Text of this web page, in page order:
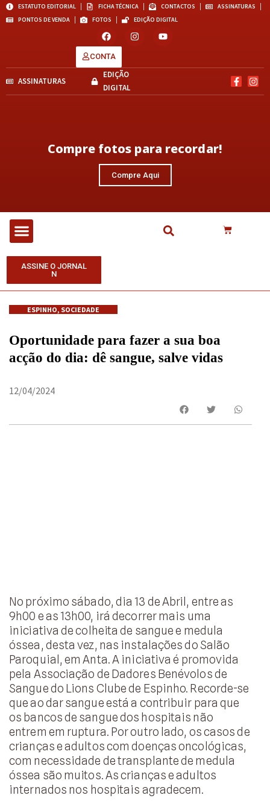
ESTATUTO EDITORIAL FICHA TÉCNICA CONTACTOS
ASSINATURAS
PONTOS DE VENDA
FOTOS EDIÇÃO DIGITAL
CONTA
ASSINATURAS
EDIÇÃO
DIGITAL
Compre fotos para recordar!
Compre Aqui
ASSINE O JORNAL
N
ESPINHO, SOCIEDADE
Oportunidade para fazer a sua boa
acção do dia: dê sangue, salve vidas
12/04/2024
No próximo sábado, dia 13 de Abril, entre as
9h00 e as 13h00, irá decorrer mais uma
iniciativa de colheita de sangue e medula
óssea, desta vez, nas instalações do Salão
Paroquial, em Anta. A iniciativa é promovida
pela Associação de Dadores Benévolos de
Sangue do Lions Clube de Espinho. Recorde-se
que ao dar sangue está a contribuir para que
os bancos de sangue dos hospitais não
entrem em ruptura. Por outro lado, os casos de
crianças e adultos com doenças oncológicas,
com necessidade de transplante de medula
óssea são muitos. As crianças e adultos
internados nos hospitais agradecem.